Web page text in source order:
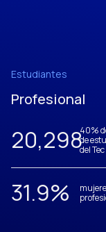
Estudiantes
Profesional
20,30540%
de
del Tec
31.9%